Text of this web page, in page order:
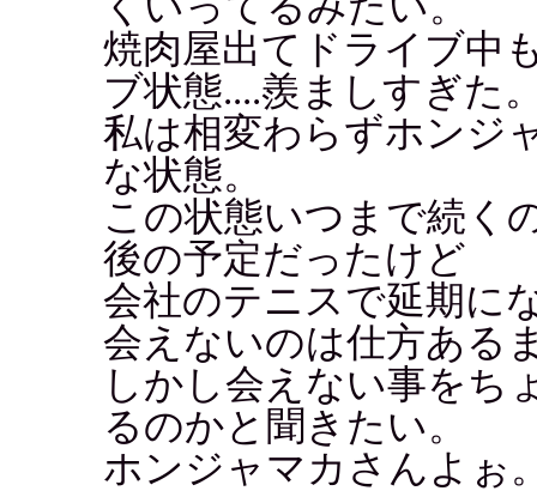
焼肉屋出てドライブ中
ブ状態....羨ましすぎた
私は相変わらずホンジ
な状態。
この状態いつまで続く
後の予定だったけど
会社のテニスで延期に
会えないのは仕方ある
しかし会えない事をち
るのかと聞きたい。
ホンジャマカさんよぉ